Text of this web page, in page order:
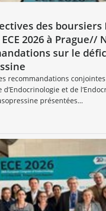
des boursiers
2026 à Prague//
sur le
recommandations
d’Endocrinologie et de
présentées…